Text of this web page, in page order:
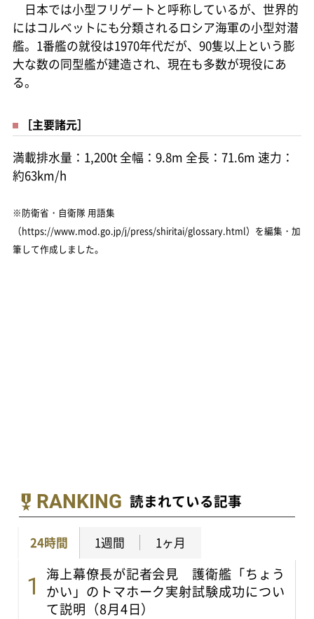
日本では小型フリゲートと呼称しているが、世界的
にはコルベットにも分類されるロシア海軍の小型対潜
艦。1番艦の就役は1970年代だが、90隻以上という膨
大な数の同型艦が建造され、現在も多数が現役にあ
る。
［主要諸元］
満載排水量：1,200t 全幅：9.8m 全長：71.6m 速力：
約63km/h
※防衛省・自衛隊 用語集
（https://www.mod.go.jp/j/press/shiritai/glossary.html）を編集・加
筆して作成しました。
RANKING 読まれている記事
24時間 1週間 1ヶ月
海上幕僚長が記者会見 護衛艦「ちょう
かい」のトマホーク実射試験成功につい
て説明（8月4日）